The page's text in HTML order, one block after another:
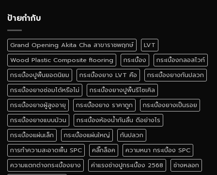
ป้ายกำกับ
Grand Opening Akita Cha สาขาราชพฤกษ์
LVT
Wood Plastic Composite flooring
กระเบื้อง
กระเบื้องกลอสไวท์
กระเบื้องปูพื้นยอดนิยม
กระเบื้องยาง LVT คือ
กระเบื้องยางกันปลวก
กระเบื้องยางซ่อมได้หรือไม่
กระเบื้องยางปูพื้นรีไซเคิล
กระเบื้องยางผู้สูงอายุ
กระเบื้องยาง ราคาถูก
กระเบื้องยางเป็นรอย
กระเบื้องยางแบบม้วน
กระเบื้องห้องน้ำกันลื่น ดีอย่างไร
กระเบื้องแผ่นเล็ก
กระเบื้องแผ่นใหญ่
กันปลวก
การทำความสะอาดพื้น SPC
คลิ๊กล็อค
ความหนา กระเบื้อง SPC
ความแตกต่างกระเบื้องยาง
ค่าแรงช่างปูกระเบื้อง 2568
ช่างหลอก